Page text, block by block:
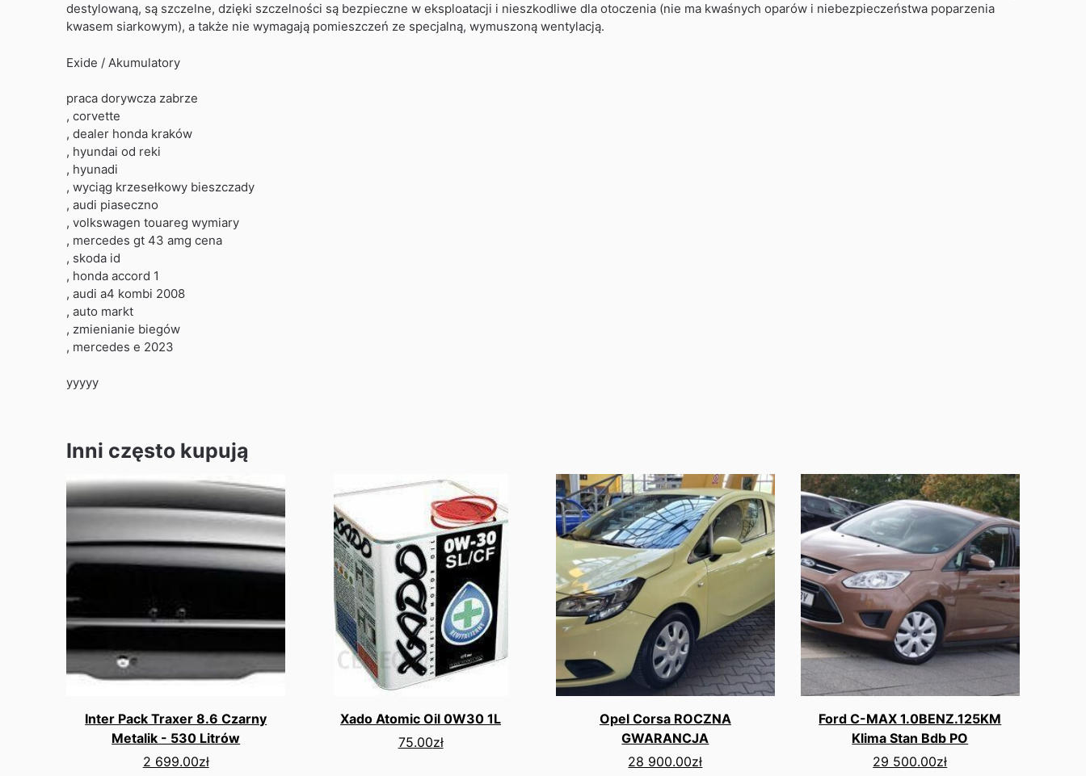
destylowaną, są szczelne, dzięki szczelności są bezpieczne w eksploatacji i nieszkodliwe dla otoczenia (nie ma kwaśnych oparów i niebezpieczeństwa poparzenia
kwasem siarkowym), a także nie wymagają pomieszczeń ze specjalną, wymuszoną wentylacją.
Exide / Akumulatory
praca dorywcza zabrze
, corvette
, dealer honda kraków
, hyundai od reki
, hyunadi
, wyciąg krzesełkowy bieszczady
, audi piaseczno
, volkswagen touareg wymiary
, mercedes gt 43 amg cena
, skoda id
, honda accord 1
, audi a4 kombi 2008
, auto markt
, zmienianie biegów
, mercedes e 2023
yyyyy
Inni często kupują
Inter Pack Traxer 8.6 Czarny
Metalik - 530 Litrów
2 699.00zł
Xado Atomic Oil 0W30 1L
75.00zł
Opel Corsa ROCZNA
GWARANCJA
28 900.00zł
Ford C-MAX 1.0BENZ.125KM
Klima Stan Bdb PO
29 500.00zł